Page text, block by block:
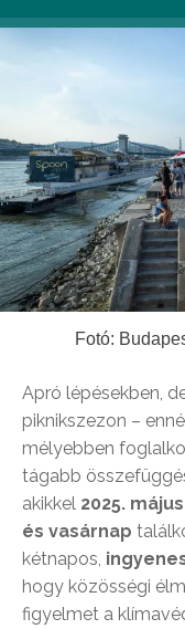
Fotó:
Apró lépésekben,
piknikszezon –
mélyebben
tágabb
akikkel 2025.
és vasárnap
kétnapos,
hogy közösségi
figyelmet a